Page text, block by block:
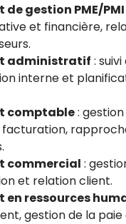
gestion PME/PMI
et financière,
administratif :
interne et
comptable:
commercial :
et relation client.
en ressources
gestion de la paie